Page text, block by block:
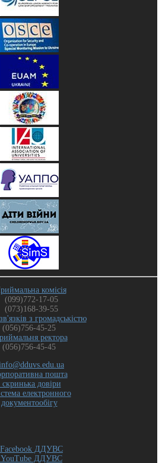
комісія
(099)772-17-05
(073)168-39-55
з громадськістю
(056)756-45-25
ректора
(056)756-45-45
пошта
скринька довіри
електронного
документообігу
Facebook ДДУВС
YouTube ДДУВС